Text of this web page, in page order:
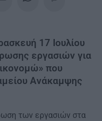
17 Ιουλίου
εργασιών για
που
Ανάκαμψης
των εργασιών στα